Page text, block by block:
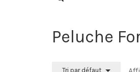
Peluche
Tri par défaut